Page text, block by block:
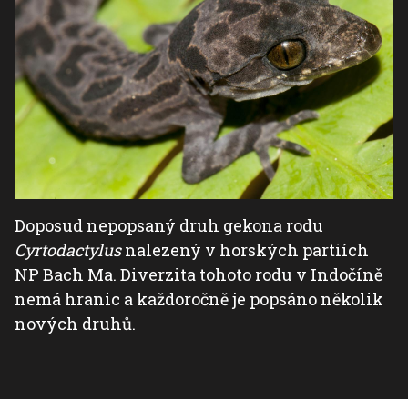
Doposud nepopsaný druh gekona rodu
Cyrtodactylusnalezený v horských partiích
NP Bach Ma. Diverzita tohoto rodu v Indočíně
nemá hranic a každoročně je popsáno několik
nových druhů.